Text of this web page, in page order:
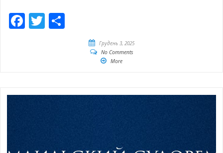
Facebook
Twitter
Грудень 3, 2025
No Comments
More